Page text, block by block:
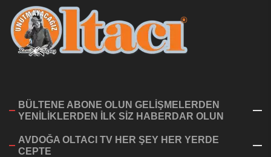
BÜLTENE ABONE OLUN GELİŞMELERDEN
YENİLİKLERDEN İLK SİZ HABERDAR OLUN
AVDOĞA OLTACI TV HER ŞEY HER YERDE
CEPTE